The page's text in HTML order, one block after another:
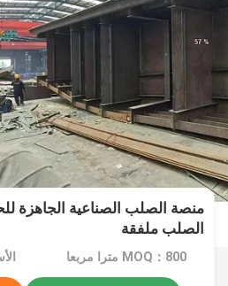
منصة الصلب الصناعية الجاهزة
الصلب ملفقة
MOQ：800 مترا مربعا